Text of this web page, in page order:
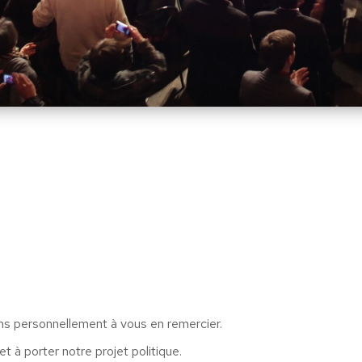
personnellement à vous en remercier.
à porter notre projet politique.